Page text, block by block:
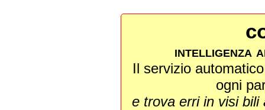
intelligenza
Il servizio
ogni
e trova erri in visi